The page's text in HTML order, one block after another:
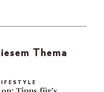
Thema